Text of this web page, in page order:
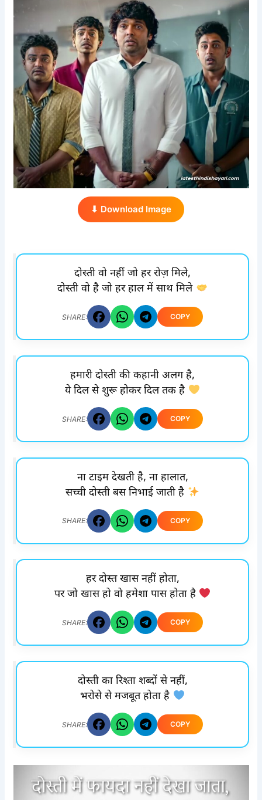
⬇ Download Image
दोस्ती वो नहीं जो हर रोज़ मिले,
दोस्ती वो है जो हर हाल में साथ मिले
SHARE: COPY
हमारी दोस्ती की कहानी अलग है,
ये दिल से शुरू होकर दिल तक है
SHARE: COPY
ना टाइम देखती है, ना हालात,
सच्ची दोस्ती बस निभाई जाती है
SHARE: COPY
हर दोस्त खास नहीं होता,
पर जो खास हो वो हमेशा पास होता है
SHARE: COPY
दोस्ती का रिश्ता शब्दों से नहीं,
भरोसे से मजबूत होता है
SHARE: COPY